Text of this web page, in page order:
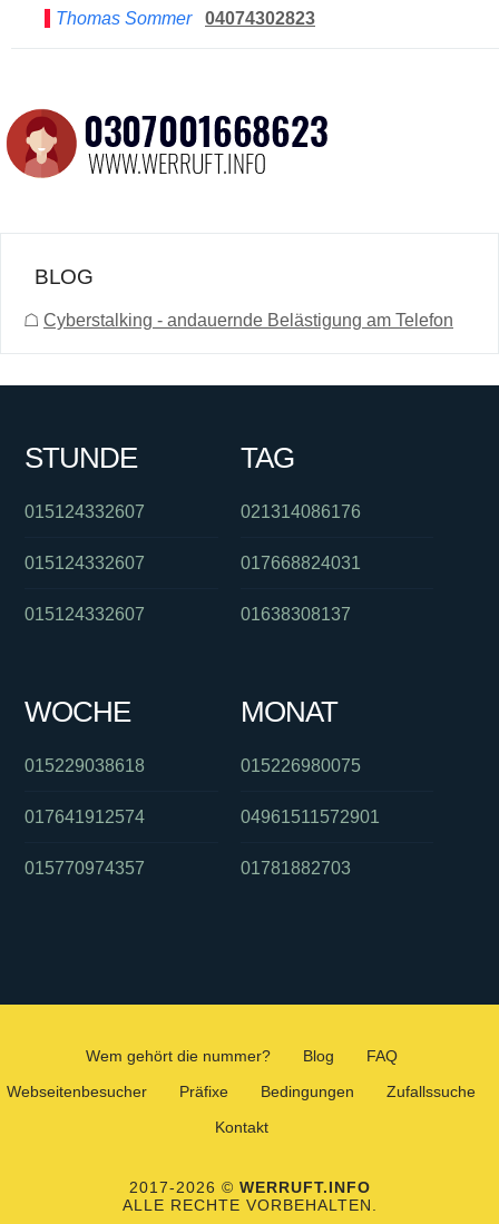
Thomas Sommer
04074302823
BLOG
☖ Cyberstalking - andauernde Belästigung am Telefon
STUNDE
015124332607
015124332607
015124332607
TAG
021314086176
017668824031
01638308137
WOCHE
015229038618
017641912574
015770974357
MONAT
015226980075
04961511572901
01781882703
Wem gehört die nummer? Blog
FAQ
Webseitenbesucher
Präfixe Bedingungen
Zufallssuche
Kontakt
2017-2026 © WERRUFT.INFO
ALLE RECHTE VORBEHALTEN.